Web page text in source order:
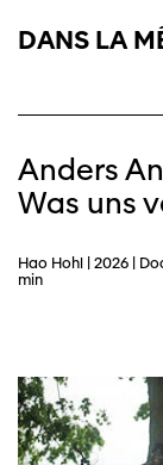
DANS LA
Anders
Was uns
Hao Hohl | 2026 |
min